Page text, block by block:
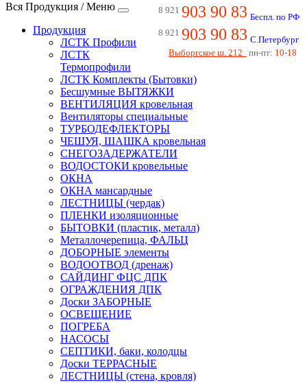
8 921 903 90 83 Беспл. по РФ
8 921 903 90 83 С.Петербург
Выборгское ш. 212
пн-пт: 10-18
Вся Продукция / Меню
Продукция
ЛСТК Профили
ЛСТК
Термопрофили
ЛСТК Комплекты (Бытовки)
Бесшумные ВЫТЯЖКИ
ВЕНТИЛЯЦИЯ кровельная
Вентиляторы специальные
ТУРБОДЕФЛЕКТОРЫ
ЧЕШУЯ, ШАШКА кровельная
СНЕГОЗАДЕРЖАТЕЛИ
ВОДОСТОКИ кровельные
ОКНА
ОКНА мансардные
ЛЕСТНИЦЫ (чердак)
ПЛЕНКИ изоляционные
БЫТОВКИ (пластик, металл)
Металлочерепица, ФАЛЬЦ
ДОБОРНЫЕ элементы
ВОДООТВОД (дренаж)
САЙДИНГ ФЦС ДПК
ОГРАЖДЕНИЯ ДПК
Доски ЗАБОРНЫЕ
ОСВЕЩЕНИЕ
ПОГРЕБА
НАСОСЫ
СЕПТИКИ, баки, колодцы
Доски ТЕРРАСНЫЕ
ЛЕСТНИЦЫ (стена, кровля)